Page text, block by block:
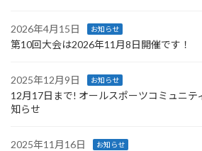
2026年4月15日 お知らせ
第10回大会は2026年11月8日開催です！
2025年12月9日 お知らせ
12月17日まで! オールスポーツコミュニテ
知らせ
2025年11月16日 お知らせ